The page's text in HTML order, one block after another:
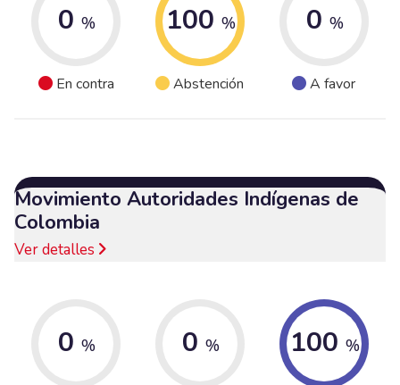
0 %
En contra
100 %
Abstención
0 %
A favor
Movimiento Autoridades Indígenas de
Colombia
Ver detalles
0 % 0 % 100 %